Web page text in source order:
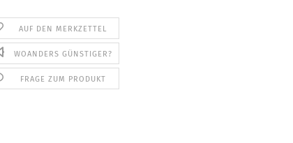
AUF DEN MERKZETTEL
WOANDERS GÜNSTIGER?
FRAGE ZUM PRODUKT